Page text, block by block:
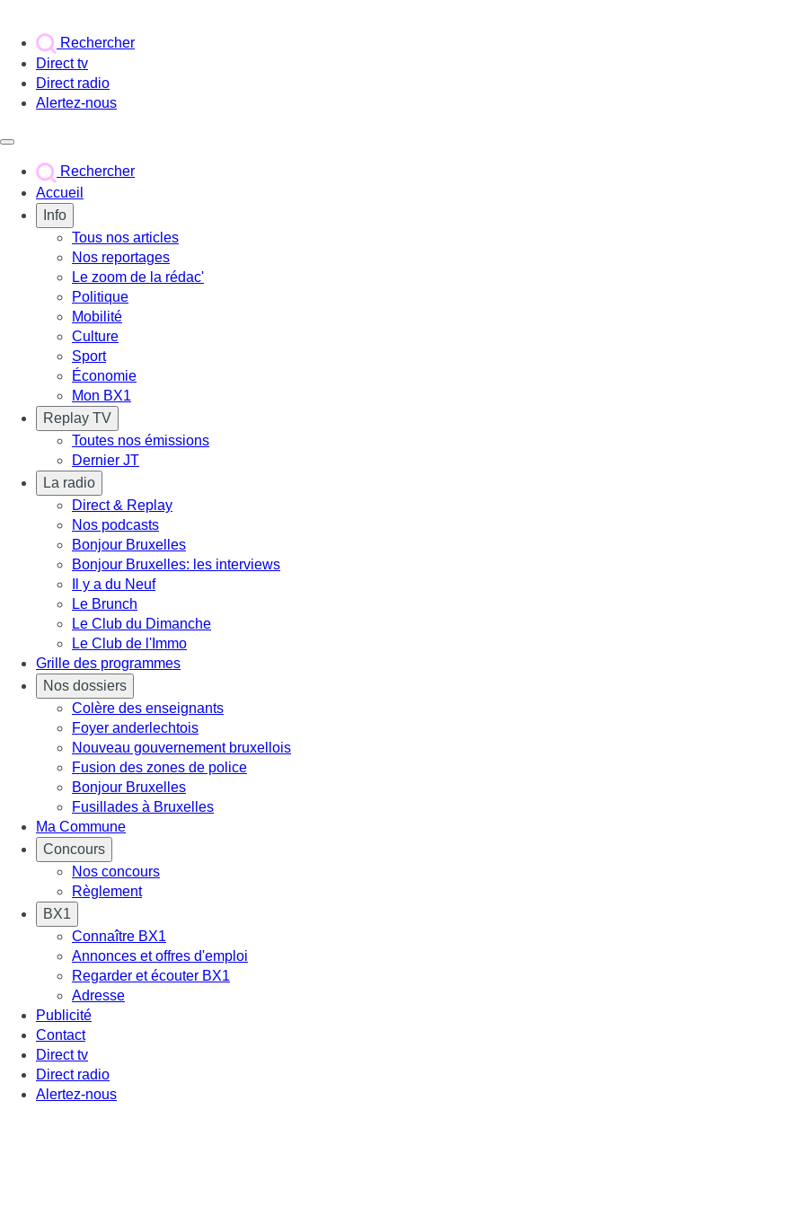
Rechercher
Direct tv
Direct radio
Alertez-nous
Rechercher
Accueil
Info
Tous nos articles
Nos reportages
Le zoom de la rédac'
Politique
Mobilité
Culture
Sport
Économie
Mon BX1
Replay TV
Toutes nos émissions
Dernier JT
La radio
Direct & Replay
Nos podcasts
Bonjour Bruxelles
Bonjour Bruxelles: les interviews
Il y a du Neuf
Le Brunch
Le Club du Dimanche
Le Club de l'Immo
Grille des programmes
Nos dossiers
Colère des enseignants
Foyer anderlechtois
Nouveau gouvernement bruxellois
Fusion des zones de police
Bonjour Bruxelles
Fusillades à Bruxelles
Ma Commune
Concours
Nos concours
Règlement
BX1
Connaître BX1
Annonces et offres d'emploi
Regarder et écouter BX1
Adresse
Publicité
Contact
Direct tv
Direct radio
Alertez-nous